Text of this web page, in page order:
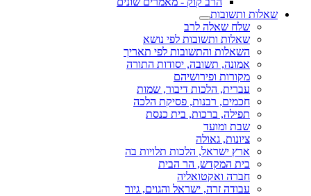
שאלות ותשובות
שלח שאלה לרב
שאלות ותשובות לפי נושא
השאלות והתשובות לפי תאריך
אמונה, תשובה, יסודות התורה
מקורות ופירושיהם
עברית, הלכות דיבור, שמות
חכמים, רבנות, פסיקת הלכה
תפילה, ברכות, בית כנסת
שבת ומועד
ציונות, גאולה
ארץ ישראל, הלכות תלויות בה
בית המקדש, הר הבית
חברה ואקטואליה
עבודה זרה, ישראל והגוים, גיור